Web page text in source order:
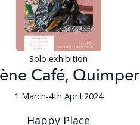
Solo exhibition
Café, Quimper
1 March-4th April 2024
Happy Place